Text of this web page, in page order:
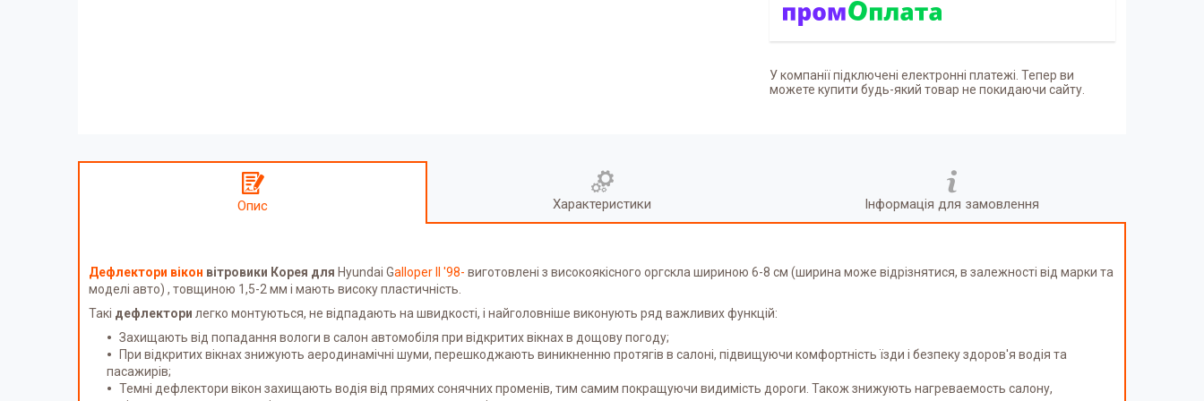
У компанії підключені електронні платежі. Тепер ви
можете купити будь-який товар не покидаючи сайту.
Опис Характеристики Інформація для замовлення
Дефлектори вікон вітровики Корея для Hyundai Galloper II '98- виготовлені з високоякісного оргскла шириною 6-8 см (ширина може відрізнятися, в залежності від марки та
моделі авто) , товщиною 1,5-2 мм і мають високу пластичність.
Такі дефлектори легко монтуються, не відпадають на швидкості, і найголовніше виконують ряд важливих функцій:
Захищають від попадання вологи в салон автомобіля при відкритих вікнах в дощову погоду;
При відкритих вікнах знижують аеродинамічні шуми, перешкоджають виникненню протягів в салоні, підвищуючи комфортність їзди і безпеку здоров'я водія та
пасажирів;
Темні дефлектори вікон захищають водія від прямих сонячних променів, тим самим покращуючи видимість дороги. Також знижують нагреваемость салону,